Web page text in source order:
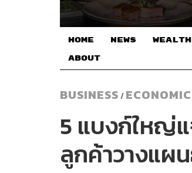
HOME NEWS WEALTH
ABOUT
BUSINESS / ECONOMIC
5 แบงก์ใหญ่แ
ลูกค้าวางแผ